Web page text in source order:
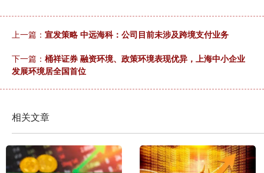
上一篇： 宣发策略 中远海科：公司目前未涉及跨境支付业务
下一篇： 桶祥证券 融资环境、政策环境表现优异，上海中小企业
发展环境居全国首位
相关文章